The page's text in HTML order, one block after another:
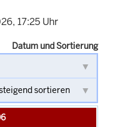
17:25 Uhr
Datum und Sortierung